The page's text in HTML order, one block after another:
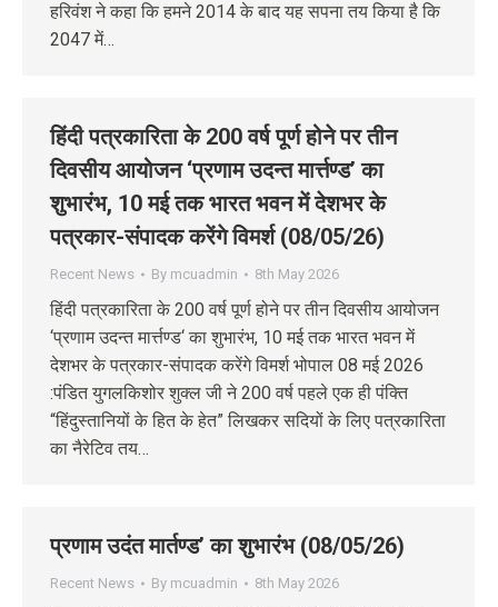
हरिवंश ने कहा कि हमने 2014 के बाद यह सपना तय किया है कि
2047 में…
हिंदी पत्रकारिता के 200 वर्ष पूर्ण होने पर तीन
दिवसीय आयोजन ‘प्रणाम उदन्त मार्त्तण्ड’ का
शुभारंभ, 10 मई तक भारत भवन में देशभर के
पत्रकार-संपादक करेंगे विमर्श (08/05/26)
Recent News By mcuadmin 8th May 2026
हिंदी पत्रकारिता के 200 वर्ष पूर्ण होने पर तीन दिवसीय आयोजन
‘प्रणाम उदन्त मार्त्तण्ड‘ का शुभारंभ, 10 मई तक भारत भवन में
देशभर के पत्रकार-संपादक करेंगे विमर्श भोपाल 08 मई 2026
:पंडित युगलकिशोर शुक्ल जी ने 200 वर्ष पहले एक ही पंक्ति
“हिंदुस्तानियों के हित के हेत” लिखकर सदियों के लिए पत्रकारिता
का नैरेटिव तय…
प्रणाम उदंत मार्तण्ड’ का शुभारंभ (08/05/26)
Recent News By mcuadmin 8th May 2026